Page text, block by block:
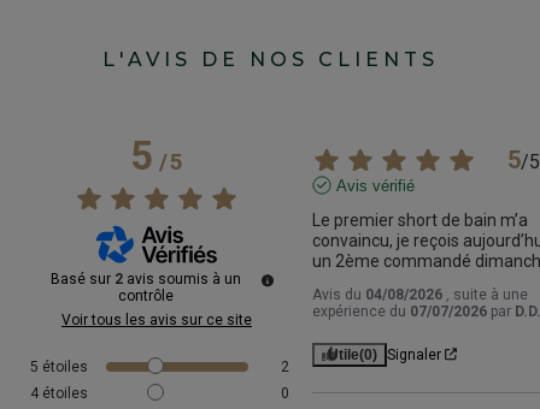
L'AVIS DE NOS CLIENTS
5/5
Basé sur 2 avis soumis à un
contrôle
Voir tous les avis sur ce site
5 étoiles
2
4 étoiles
0
5/5
Avis vérifié
Le premier short de bain m’a
convaincu, je reçois
un 2ème commandé
Avis du 04/08/2026
, suite à une
expérience du 07/07/2026 par D.D.
Utile(0) Signaler